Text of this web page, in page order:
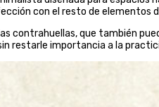
con el resto de elementos
contrahuellas, que también
restarle importancia a la